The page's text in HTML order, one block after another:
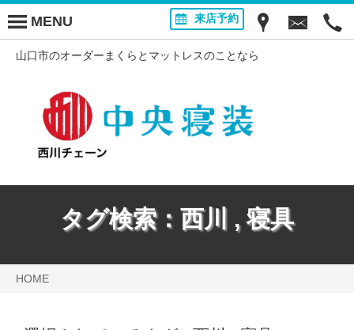
山口市のオーダーまくらとマットレスのことなら
MENU 来店予約
タグ検索： 西川 ,寝具
HOME